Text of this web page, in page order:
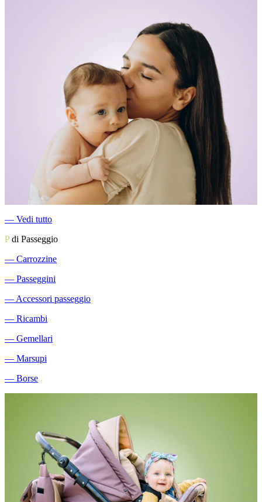
― Vedi tutto
Pdi Passeggio
― Carrozzine
― Passeggini
― Accessori passeggio
― Ricambi
― Gemellari
― Marsupi
― Borse